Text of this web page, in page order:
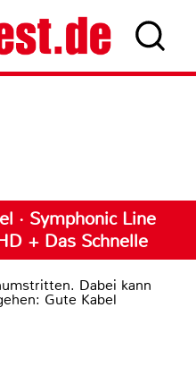
· Symphonic Line
+ Das Schnelle
Dabei kann
Gute Kabel